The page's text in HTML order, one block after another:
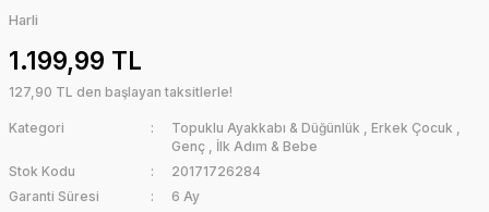
Harli
1.199,99 TL
127,90 TL den başlayan taksitlerle!
Kategori Topuklu Ayakkabı & Düğünlük , Erkek Çocuk ,
Genç , İlk Adım & Bebe
Stok Kodu
20171726284
Garanti Süresi
6 Ay